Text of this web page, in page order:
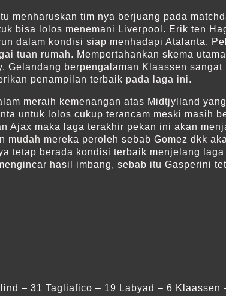
menharuskan tim nya berjuang pada
bisa lolos menemani Liverpool. Erik ten
dalam kondisi siap menhadapi Atalanta.
tuan rumah. Mempertahankan skema
Gelandang berpengalaman Klaassen
penampilan terbaik pada laga ini.
meraih kemenangan atas Midtjylland
untuk lolos cukup terancam meski masih
Ajax maka laga terakhir pekan ini akan
mereka peroleh sebab Gomez dkk
tetap berada kondisi terbaik menjelang
hasil imbang, sebab itu Gasperini
– 31 Tagliafico – 19 Labyad – 6 Klaassen